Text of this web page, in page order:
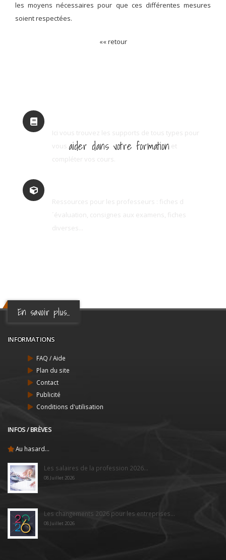
les moyens nécessaires pour que ces différentes mesures
soient respectées.
«« retour
Ici vous trouvez les supports de tous types pour
vous aider dans votre formation et
compléter vos cours.
Ressources pour les professeurs : fiches d
´évaluation, consignes aux examens, fiches
diverses...
En savoir plus...
INFORMATIONS
FAQ / Aide
Plan du site
Contact
Publicité
Conditions d'utilisation
INFOS / BRÈVES
Au hasard...
Les salaires de la profession 2026...
08 Juillet 2026
Les changements 2026 pour les entreprises...
08 Juillet 2026